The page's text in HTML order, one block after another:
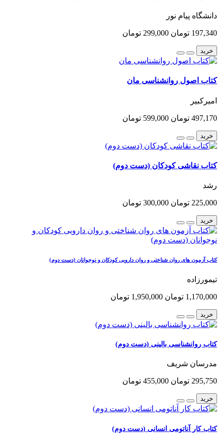
دانشگاه پیام نور
197,340 تومان 299,000 تومان
خرید
کتاب اصول روانشناسی مان
امیرکبیر
497,170 تومان 599,000 تومان
خرید
کتاب نقاشی کودکان (دست دوم)
رشد
225,000 تومان 300,000 تومان
خرید
کتاب آزمون های روان شناختی و روان دارویی کودکان و نوجوانان (دست دوم)
تیمورزاده
1,170,000 تومان 1,950,000 تومان
خرید
کتاب روانشناسی بالینی (دست دوم)
مدرسان شریف
295,750 تومان 455,000 تومان
خرید
کتاب کار آناتومی انسانی (دست دوم)